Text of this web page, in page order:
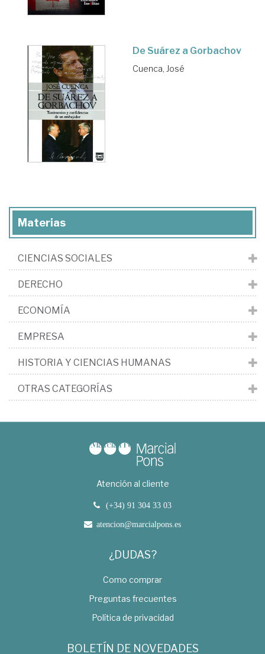
De Suárez a Gorbachov
Cuenca, José
Materias
CIENCIAS SOCIALES
DERECHO
ECONOMÍA
EMPRESA
HISTORIA Y CIENCIAS HUMANAS
OTRAS CATEGORÍAS
Atención al cliente
(+34) 91 304 33 03
atencion@marcialpons.es
¿DUDAS?
Como comprar
Preguntas frecuentes
Política de privacidad
BOLETÍN DE NOVEDADES